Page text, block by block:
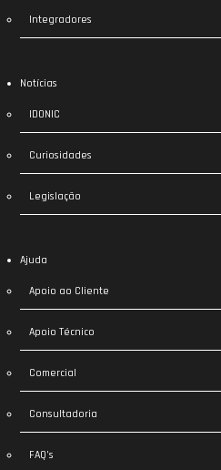
Integradores
Notícias
IDONIC
Curiosidades
Legislação
Ajuda
Apoio ao Cliente
Apoio Técnico
Comercial
Consultadoria
FAQ’s